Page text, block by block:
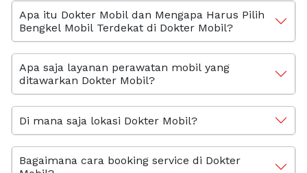
Apa itu Dokter Mobil dan Mengapa Harus Pilih
Bengkel Mobil Terdekat di Dokter Mobil?
Apa saja layanan perawatan mobil yang
ditawarkan Dokter Mobil?
Di mana saja lokasi Dokter Mobil?
Bagaimana cara booking service di Dokter